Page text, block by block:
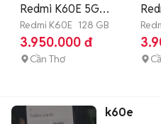
Redmi K60E 5G
8/128 FullBox đẹp
99% Có COD
Redmi K60E 128 GB
3.950.000 đ
Cần Thơ
k60e